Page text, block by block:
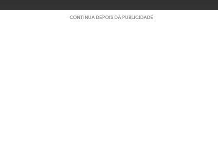
CONTINUA DEPOIS DA PUBLICIDADE